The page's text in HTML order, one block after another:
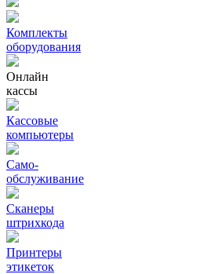
Комплекты
оборудования
Онлайн
кассы
Кассовые
компьютеры
Само-
обслуживание
Сканеры
штрихкода
Принтеры
этикеток